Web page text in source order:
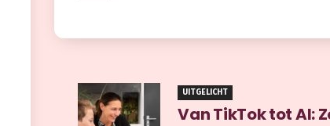
UITGELICHT
Van TikTok tot AI: